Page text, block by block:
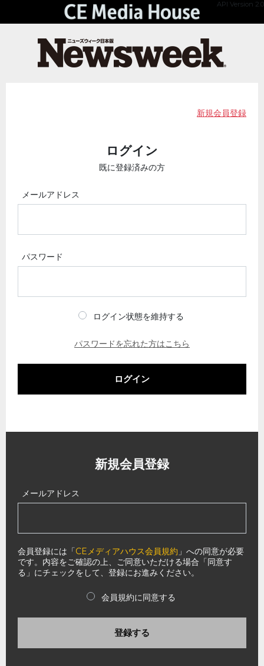
API Version 2.0
新規会員登録
ログイン
既に登録済みの方
メールアドレス
パスワード
ログイン状態を維持する
パスワードを忘れた方はこちら
ログイン
新規会員登録
メールアドレス
会員登録には「CEメディアハウス会員規約 」への同意が必要
です。内容をご確認の上、ご同意いただける場合「同意す
る」にチェックをして、登録にお進みください。
会員規約に同意する
登録する